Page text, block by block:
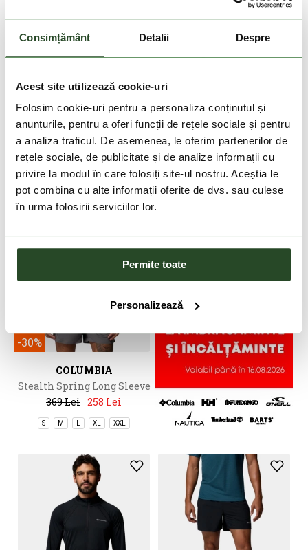
Consimțământ Detalii Despre
Acest site utilizează cookie-uri
Folosim cookie-uri pentru a personaliza conținutul și
anunțurile, pentru a oferi funcții de rețele sociale și pentru
a analiza traficul. De asemenea, le oferim partenerilor de
rețele sociale, de publicitate și de analize informații cu
privire la modul în care folosiți site-ul nostru. Aceștia le
pot combina cu alte informații oferite de dvs. sau culese
în urma folosirii serviciilor lor.
Permite toate
Personalizează
COLUMBIA
Terrastride ARO
599 Lei 479 Lei
8 9 10 11 12 13
Stealth Spring Long Sleeve
Hoodie
369 Lei 258 Lei
S M L XL XXL
-30%
COLUMBIA
Stealth Spring Long Sleeve
Hoodie
369 Lei 258 Lei
S M XL XXL